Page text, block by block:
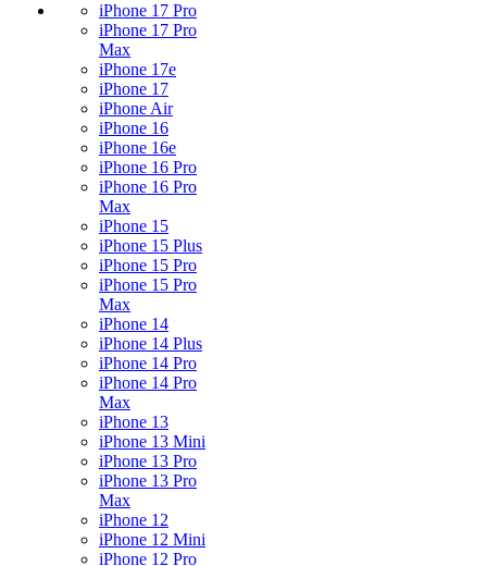
iPhone 17 Pro
iPhone 17 Pro
Max
iPhone 17e
iPhone 17
iPhone Air
iPhone 16
iPhone 16e
iPhone 16 Pro
iPhone 16 Pro
Max
iPhone 15
iPhone 15 Plus
iPhone 15 Pro
iPhone 15 Pro
Max
iPhone 14
iPhone 14 Plus
iPhone 14 Pro
iPhone 14 Pro
Max
iPhone 13
iPhone 13 Mini
iPhone 13 Pro
iPhone 13 Pro
Max
iPhone 12
iPhone 12 Mini
iPhone 12 Pro